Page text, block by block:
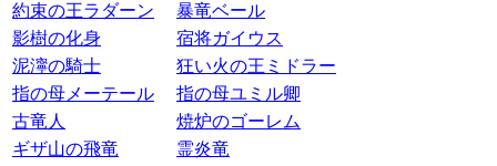
約束の王ラダーン
暴竜ベール
影樹の化身
宿将ガイウス
泥濘の騎士
狂い火の王ミドラー
指の母メーテール
指の母ユミル卿
古竜人
焼炉のゴーレム
ギザ山の飛竜
霊炎竜